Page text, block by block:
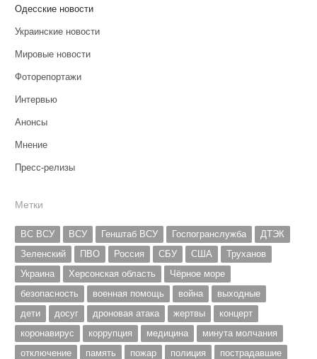
Одесские новости
Украинские новости
Мировые новости
Фоторепортажи
Интервью
Анонсы
Мнение
Пресс-релизы
Метки
ВС ВСУ ВСУ Генштаб ВСУ Госпогранслужба
ДТЭК
Зеленский
ПВО Россия СБУ США
Труханов
Украина
Херсонская область
Чёрное море
безопасность
военная помощь война
выходные
дети
досуг дроновая атака жертвы
концерт
коронавирус
коррупция медицина
минута молчания
отключение
память пожар полиция
пострадавшие